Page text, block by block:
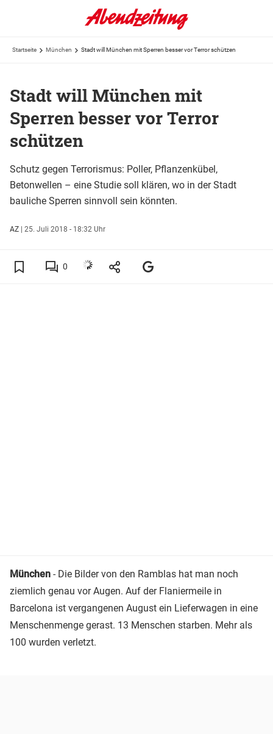
Startseite München Stadt will München mit Sperren besser vor Terror schützen
Stadt will München mit
Sperren besser vor Terror
schützen
Schutz gegen Terrorismus: Poller, Pflanzenkübel,
Betonwellen – eine Studie soll klären, wo in der Stadt
bauliche Sperren sinnvoll sein könnten.
AZ | 25. Juli 2018 - 18:32 Uhr
0
München - Die Bilder von den Ramblas hat man noch
ziemlich genau vor Augen. Auf der Flaniermeile in
Barcelona ist vergangenen August ein Lieferwagen in eine
Menschenmenge gerast. 13 Menschen starben. Mehr als
100 wurden verletzt.